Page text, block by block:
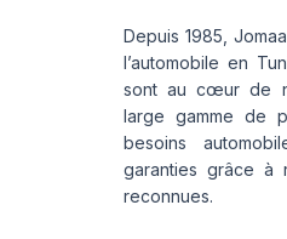
Depuis 1985,
l’automobile en
sont au cœur de
large gamme de
besoins
garanties grâce à
reconnues.